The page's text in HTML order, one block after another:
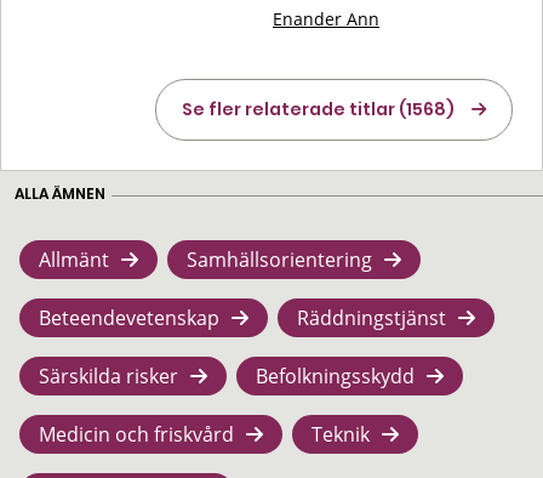
Enander Ann
Se fler relaterade titlar (1568)
ALLA ÄMNEN
Allmänt Samhällsorientering
Beteendevetenskap Räddningstjänst
Särskilda risker Befolkningsskydd
Medicin och friskvård Teknik